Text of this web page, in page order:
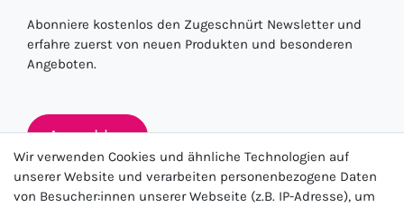
Abonniere kostenlos den Zugeschnürt Newsletter und
erfahre zuerst von neuen Produkten und besonderen
Angeboten.
Anmelden
Wir verwenden Cookies und ähnliche Technologien auf
unserer Website und verarbeiten personenbezogene Daten
von Besucher:innen unserer Webseite (z.B. IP-Adresse), um